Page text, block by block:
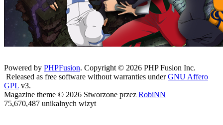
Powered by PHPFusion. Copyright © 2026 PHP Fusion Inc.
Released as free software without warranties underGNU Affero
GPL v3.
Magazine theme © 2026 Stworzone przez RobiNN
75,670,487 unikalnych wizyt